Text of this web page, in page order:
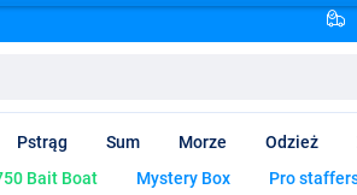
Pstrąg Sum Morze Odzież
Bait Boat Mystery Box Pro